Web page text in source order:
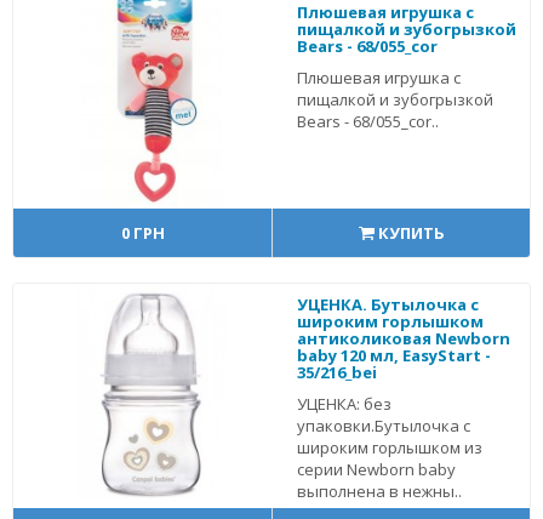
Плюшевая игрушка с
пищалкой и зубогрызкой
Bears - 68/055_cor
Плюшевая игрушка с
пищалкой и зубогрызкой
Bears - 68/055_cor..
0 ГРН КУПИТЬ
УЦЕНКА. Бутылочка с
широким горлышком
антиколиковая Newborn
baby 120 мл, EasyStart -
35/216_bei
УЦЕНКА: без
упаковки.Бутылочка с
широким горлышком из
серии Newborn baby
выполнена в нежны..